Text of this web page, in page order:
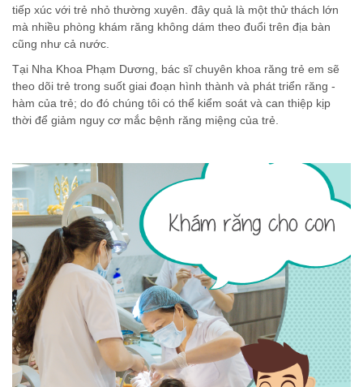
tiếp xúc với trẻ nhỏ thường xuyên. đây quả là một thử thách lớn
mà nhiều phòng khám răng không dám theo đuổi trên địa bàn
cũng như cả nước.
Tại Nha Khoa Phạm Dương, bác sĩ chuyên khoa răng trẻ em sẽ
theo dõi trẻ trong suốt giai đoạn hình thành và phát triển răng -
hàm của trẻ; do đó chúng tôi có thể kiểm soát và can thiệp kịp
thời để giảm nguy cơ mắc bệnh răng miệng của trẻ.